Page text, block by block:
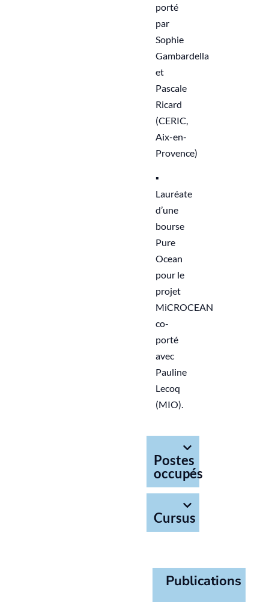
porté
par
Sophie
Gambardella
et
Pascale
Ricard
(CERIC,
Aix-en-
Provence)
▪︎
Lauréate
d’une
bourse
Pure
Ocean
pour le
projet
MiCROCEAN
co-
porté
avec
Pauline
Lecoq
(MIO).
Postes
occupés
Cursus
Publications